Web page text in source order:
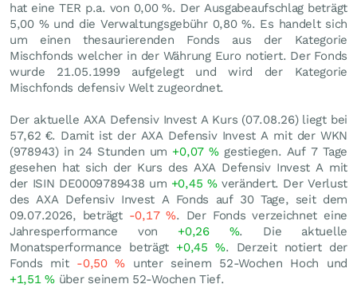
hat eine TER p.a. von 0,00 %. Der Ausgabeaufschlag beträgt
5,00 % und die Verwaltungsgebühr 0,80 %. Es handelt sich
um einen thesaurierenden Fonds aus der Kategorie
Mischfonds welcher in der Währung Euro notiert. Der Fonds
wurde 21.05.1999 aufgelegt und wird der Kategorie
Mischfonds defensiv Welt zugeordnet.
Der aktuelle AXA Defensiv Invest A Kurs (07.08.26) liegt bei
57,62 €. Damit ist der AXA Defensiv Invest A mit der WKN
(978943) in 24 Stunden um +0,07% gestiegen. Auf 7 Tage
gesehen hat sich der Kurs des AXA Defensiv Invest A mit
der ISIN DE0009789438 um +0,45 %verändert. Der Verlust
des AXA Defensiv Invest A Fonds auf 30 Tage, seit dem
09.07.2026, beträgt -0,17%. Der Fonds verzeichnet eine
Jahresperformance von +0,26 %. Die aktuelle
Monatsperformance beträgt +0,45 %. Derzeit notiert der
Fonds mit -0,50% unter seinem 52-Wochen Hoch und
+1,51%über seinem 52-Wochen Tief.